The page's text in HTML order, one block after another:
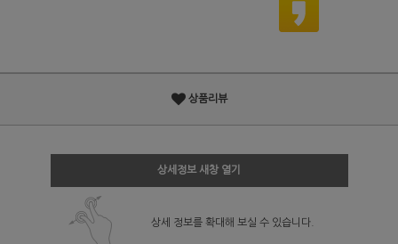
상품리뷰
상세정보 새창 열기
상세 정보를 확대해 보실 수 있습니다.